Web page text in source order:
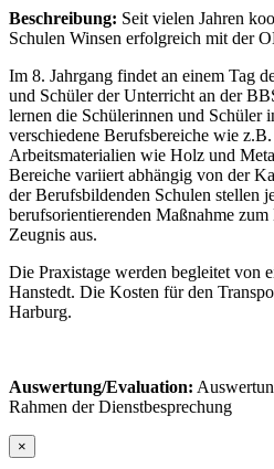
Beschreibung: Seit vielen Jahren
Schulen Winsen erfolgreich mit der
Im 8. Jahrgang findet an einem Tag
und Schüler der Unterricht an der
lernen die Schülerinnen und Schüler
verschiedene Berufsbereiche wie
Arbeitsmaterialien wie Holz und
Bereiche variiert abhängig von der
der Berufsbildenden Schulen stellen
berufsorientierenden Maßnahme
Zeugnis aus.
Die Praxistage werden begleitet von
Hanstedt. Die Kosten für den
Harburg.
Auswertung/Evaluation:
Rahmen der Dienstbesprechung
×